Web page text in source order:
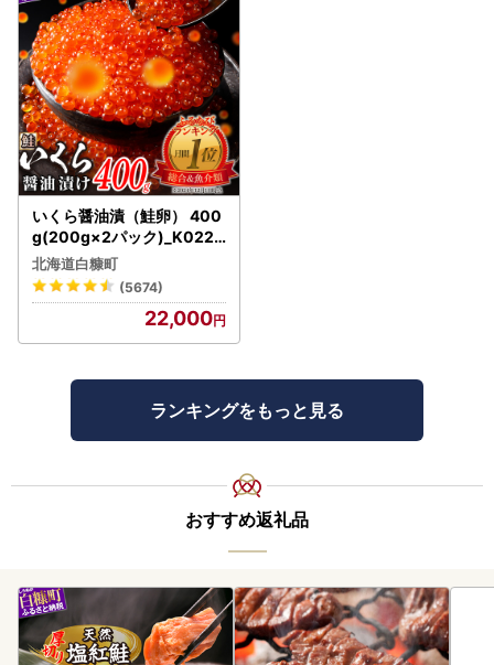
いくら醤油漬（鮭卵） 400
g(200g×2パック)_K022-
1676
北海道白糠町
(5674)
22,000
ランキングをもっと見る
おすすめ返礼品